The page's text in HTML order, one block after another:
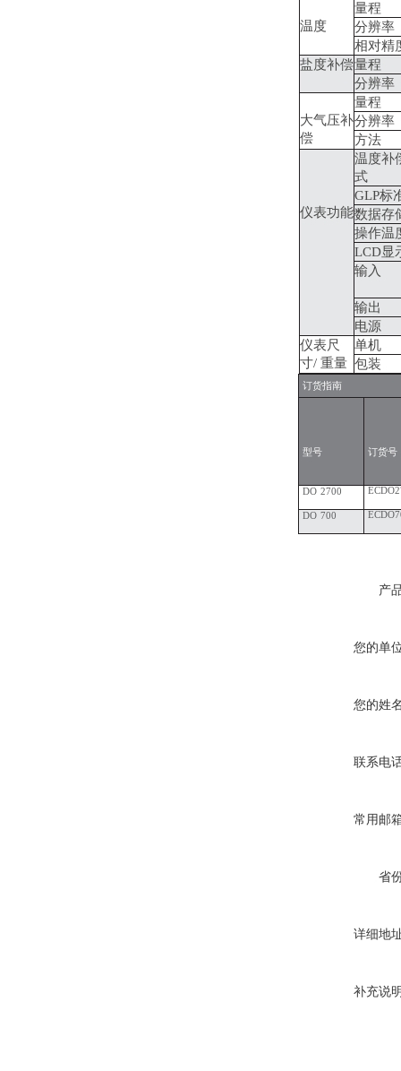
温度
量程
分辨率
相对精
盐度补偿量程
分辨率
大气压补
偿
量程
分辨率
方法
仪表功能
温度补
式
GLP标
数据存
操作温
LCD显
输入
输出
电源
仪表尺
寸/ 重量
单机
包装
订货指南
型号 订货号
DO 2700
DO 700
产
您的单
您的姓
联系电
常用邮
省
详细地
补充说